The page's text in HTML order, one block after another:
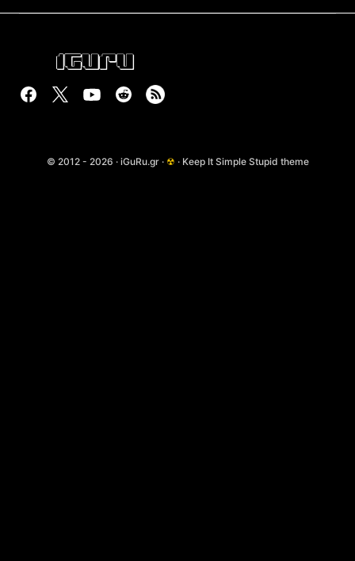
© 2012 - 2026 · iGuRu.gr · ☢ · Keep It Simple Stupid theme